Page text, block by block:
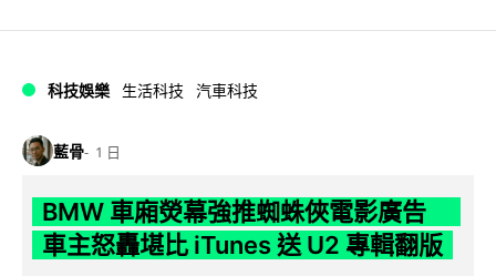
科技娛樂 生活科技 汽車科技
藍骨 1 日
BMW 車廂熒幕強推蜘蛛俠電影廣告
車主怒轟堪比 iTunes 送 U2 專輯翻版